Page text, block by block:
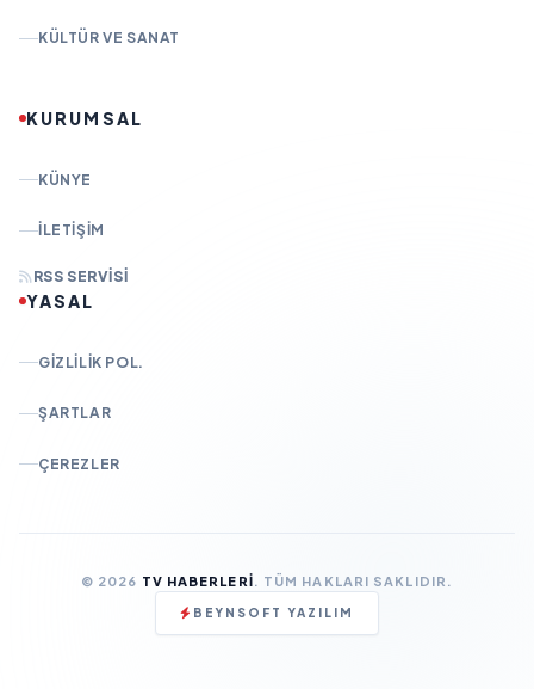
KÜLTÜR VE SANAT
KURUMSAL
KÜNYE
İLETIŞIM
RSS SERVISI
YASAL
GIZLILIK POL.
ŞARTLAR
ÇEREZLER
© 2026 TV HABERLERI. TÜM HAKLARI SAKLIDIR.
BEYNSOFT YAZILIM